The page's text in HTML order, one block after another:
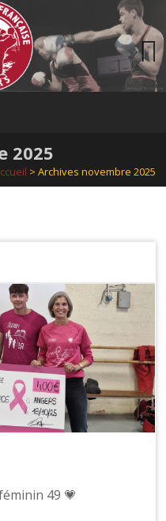
Next
2025
> Archives novembre 2025
49 💗